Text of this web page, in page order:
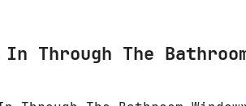
In Through The